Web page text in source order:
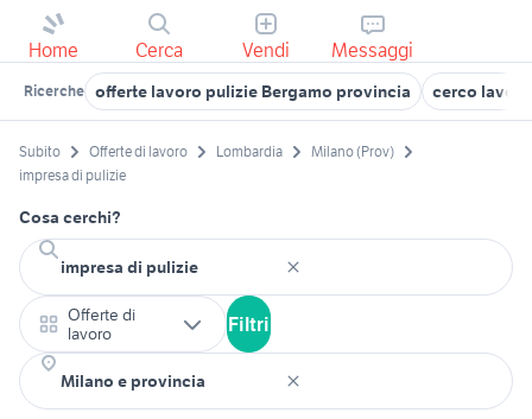
Home Cerca Vendi Messaggi
Ricerche offerte lavoro pulizie Bergamo provincia cerco
Subito Offerte di lavoro Lombardia
Milano (Prov)
impresa di pulizie
Cosa cerchi?
Offerte di
lavoro
Filtri